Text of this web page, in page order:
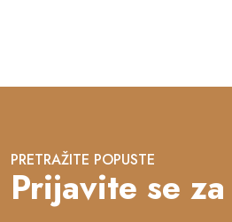
PRETRAŽITE POPUSTE
Prijavite se